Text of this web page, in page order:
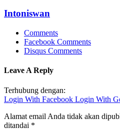
Intoniswan
Comments
Facebook Comments
Disqus Comments
Leave A Reply
Terhubung dengan:
Login With Facebook Login With
Alamat email Anda tidak akan
ditandai *